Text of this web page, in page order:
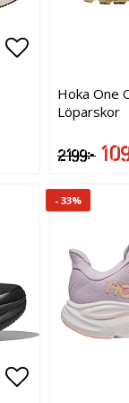
Lägg till i
Lägg till i
Hoka One
Löparskor
2 199 kr 1
- 33%